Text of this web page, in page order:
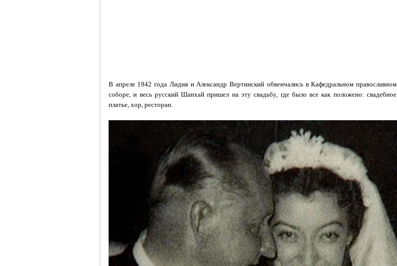
В апреле 1942 года Лидия и Александр Вертинский обвенчались в Кафедральном православном
соборе, и весь русский Шанхай пришел на эту свадьбу, где было все как положено: свадебное
платье, хор, ресторан.